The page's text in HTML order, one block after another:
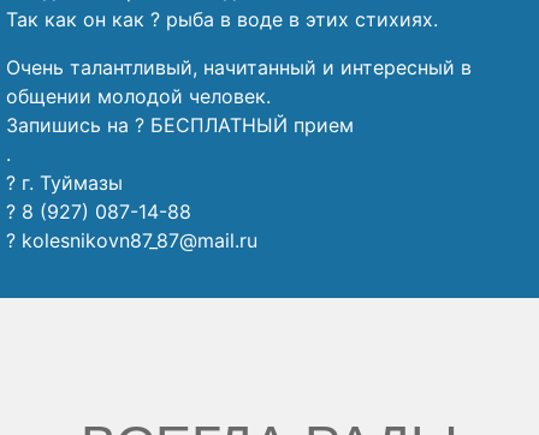
Так как он как ? рыба в воде в этих стихиях.
Очень талантливый, начитанный и интересный в
общении молодой человек.
Запишись на ? БЕСПЛАТНЫЙ прием
.
? г. Туймазы
? 8 (927) 087-14-88
? kolesnikovn87_87@mail.ru